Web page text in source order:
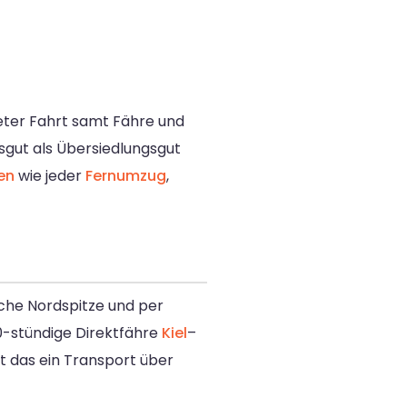
Fahrt samt Fähre und
als Übersiedlungsgut
wie jeder Fernumzug,
Nordspitze und per
stündige Direktfähre Kiel–
das ein Transport über